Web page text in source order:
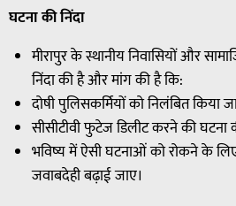
घटनाकीनिंदा
मीरापुर के स्थानीय निवासियों और
निंदा की है और मांग की है कि:
दोषी पुलिसकर्मियों को निलंबित किया
सीसीटीवी फुटेज डिलीट करने की घटना
भविष्य में ऐसी घटनाओं को रोकने के
जवाबदेही बढ़ाई जाए।